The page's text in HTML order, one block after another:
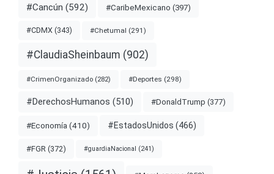
#Cancún (592) #CaribeMexicano (397)
#CDMX (343) #Chetumal (291)
#ClaudiaSheinbaum (902)
#CrimenOrganizado (282) #Deportes (298)
#DerechosHumanos (510) #DonaldTrump (377)
#Economía (410) #EstadosUnidos (466)
#FGR (372) #guardiaNacional (241)